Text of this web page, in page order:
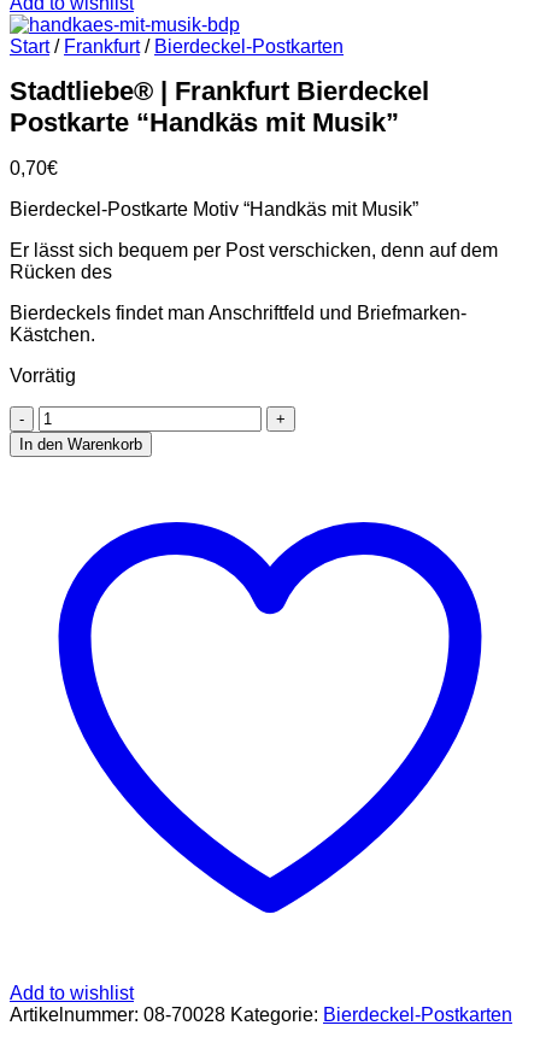
Start / Frankfurt / Bierdeckel-Postkarten
Stadtliebe® | Frankfurt Bierdeckel
Postkarte “Handkäs mit Musik”
0,70€
Bierdeckel-Postkarte Motiv “Handkäs mit Musik”
Er lässt sich bequem per Post verschicken, denn auf dem
Rücken des
Bierdeckels findet man Anschriftfeld und Briefmarken-
Kästchen.
Vorrätig
Stadtliebe®
|
Frankfurt
Musik"
Menge
In den Warenkorb
Add to wishlist
Artikelnummer: 08-70028 Kategorie: Bierdeckel-Postkarten